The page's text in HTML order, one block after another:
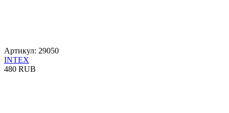
Артикул: 29050
INTEX
480 RUB